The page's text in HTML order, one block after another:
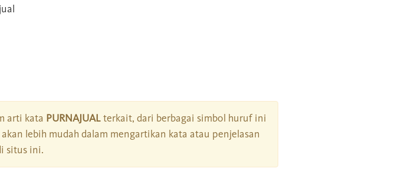
arti kata PURNAJUALterkait, dari berbagai simbol huruf ini
lebih mudah dalam mengartikan kata atau penjelasan
situs ini.